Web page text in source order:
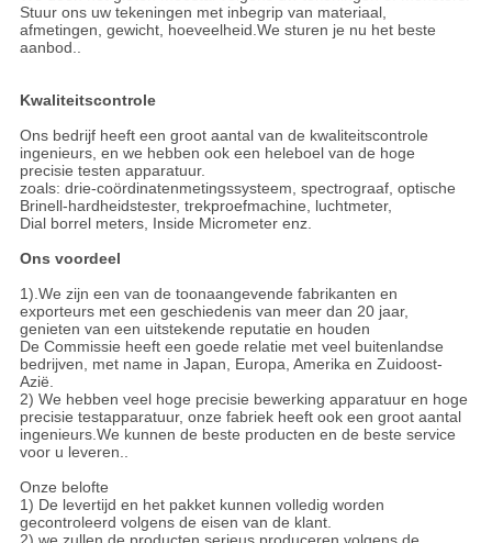
Stuur ons uw tekeningen met inbegrip van materiaal,
afmetingen, gewicht, hoeveelheid.We sturen je nu het beste
aanbod..
Kwaliteitscontrole
Ons bedrijf heeft een groot aantal van de kwaliteitscontrole
ingenieurs, en we hebben ook een heleboel van de hoge
precisie testen apparatuur.
zoals: drie-coördinatenmetingssysteem, spectrograaf, optische
Brinell-hardheidstester, trekproefmachine, luchtmeter,
Dial borrel meters, Inside Micrometer enz.
Ons voordeel
1).We zijn een van de toonaangevende fabrikanten en
exporteurs met een geschiedenis van meer dan 20 jaar,
genieten van een uitstekende reputatie en houden
De Commissie heeft een goede relatie met veel buitenlandse
bedrijven, met name in Japan, Europa, Amerika en Zuidoost-
Azië.
2) We hebben veel hoge precisie bewerking apparatuur en hoge
precisie testapparatuur, onze fabriek heeft ook een groot aantal
ingenieurs.We kunnen de beste producten en de beste service
voor u leveren..
Onze belofte
1) De levertijd en het pakket kunnen volledig worden
gecontroleerd volgens de eisen van de klant.